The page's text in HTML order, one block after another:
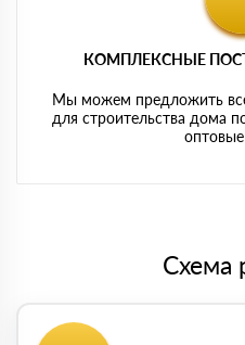
КОМПЛЕКСНЫЕ
Мы можем предложить
для строительства дома
оптовые
Схема